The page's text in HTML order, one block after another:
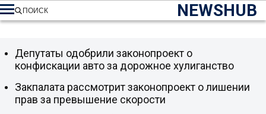
NEWSHUB
ПОИСК
Депутаты одобрили законопроект о
конфискации авто за дорожное хулиганство
Закпалата рассмотрит законопроект о лишении
прав за превышение скорости